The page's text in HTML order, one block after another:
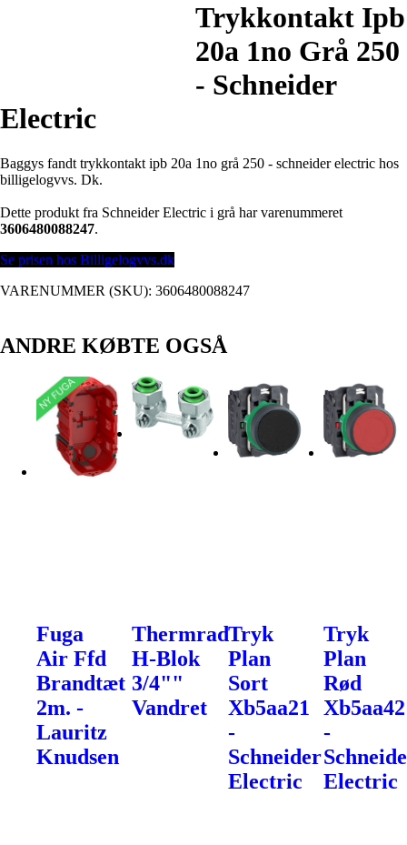
Trykkontakt Ipb
20a 1no Grå 250
- Schneider
Electric
Baggys fandt trykkontakt ipb 20a 1no grå 250 - schneider electric hos
billigelogvvs. Dk.
Dette produkt fra Schneider Electric i grå har varenummeret
3606480088247.
Se prisen hos Billigelogvvs.dk
VARENUMMER (SKU): 3606480088247
ANDRE KØBTE OGSÅ
Fuga
Air Ffd
Brandtæt
2m. -
Lauritz
Knudsen
Thermrad
H-Blok
3/4""
Vandret
Tryk
Plan
Sort
Xb5aa21
-
Schneider
Electric
Tryk
Plan
Rød
Xb5aa42
-
Electric